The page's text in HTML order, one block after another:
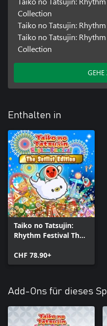
Collection
Taiko no Tatsujin:
Taiko no Tatsujin:
Collection
GEHE
Enthalten in
Taiko no Tatsujin:
Rhythm Festival The
CHF 78.90+
Add-Ons für dieses